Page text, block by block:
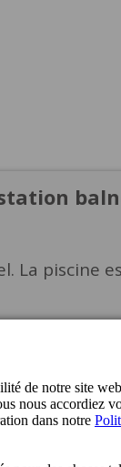
La piscine
et